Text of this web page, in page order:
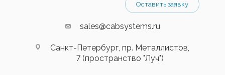
Оставить заявку
sales@cabsystems.ru
Санкт-Петербург, пр. Металлистов,
7 (пространство "Луч")